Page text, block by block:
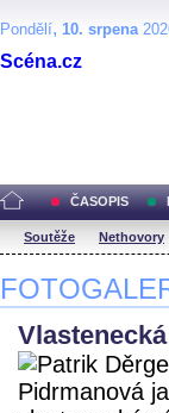
Pondělí, 10. srpena
Scéna.cz
ČASOPIS
Soutěže Nethovory